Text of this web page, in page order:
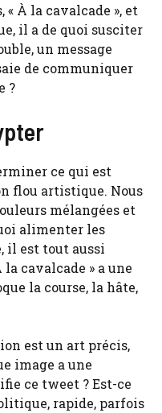
À la cavalcade », et
il a de quoi susciter
un message
de communiquer
?
ce qui est
flou artistique. Nous
mélangées et
alimenter les
il est tout aussi
cavalcade » a une
la course, la hâte,
est un art précis,
image a une
ce tweet ? Est-ce
rapide, parfois